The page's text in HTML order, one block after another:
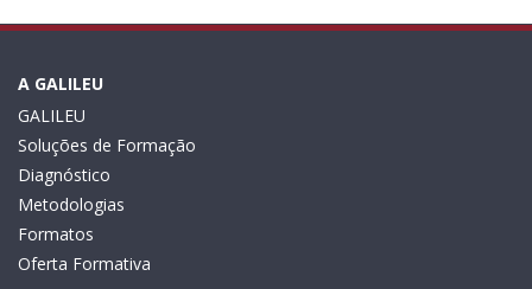
A GALILEU
GALILEU
Soluções de Formação
Diagnóstico
Metodologias
Formatos
Oferta Formativa